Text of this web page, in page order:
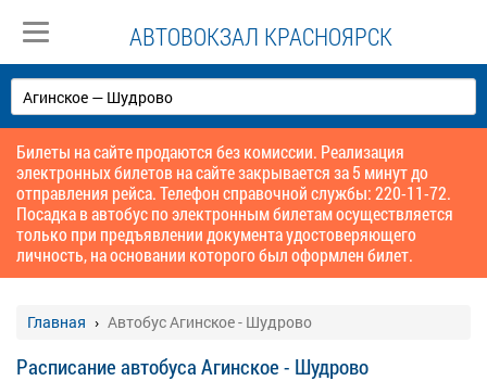
АВТОВОКЗАЛ КРАСНОЯРСК
Билеты на сайте продаются без комиссии. Реализация
электронных билетов на сайте закрывается за 5 минут до
отправления рейса. Телефон справочной службы: 220-11-72.
Посадка в автобус по электронным билетам осуществляется
только при предъявлении документа удостоверяющего
личность, на основании которого был оформлен билет.
Главная Автобус Агинское - Шудрово
Расписание автобуса Агинское - Шудрово